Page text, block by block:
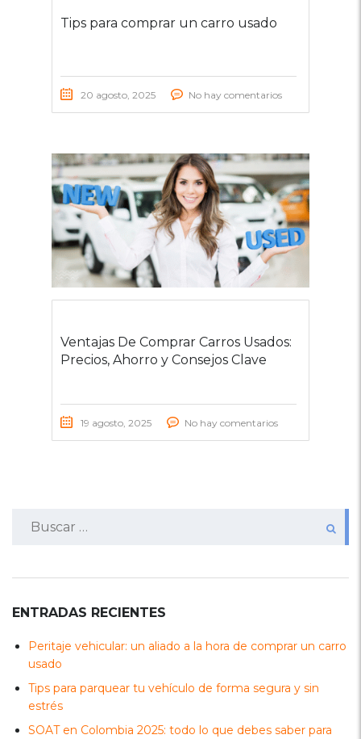
Tips para comprar un carro usado
20 agosto, 2025 No hay comentarios
Ventajas De Comprar Carros Usados:
Precios, Ahorro y Consejos Clave
19 agosto, 2025 No hay comentarios
ENTRADAS RECIENTES
Peritaje vehicular: un aliado a la hora de comprar un carro
usado
Tips para parquear tu vehículo de forma segura y sin
estrés
SOAT en Colombia 2025: todo lo que debes saber para